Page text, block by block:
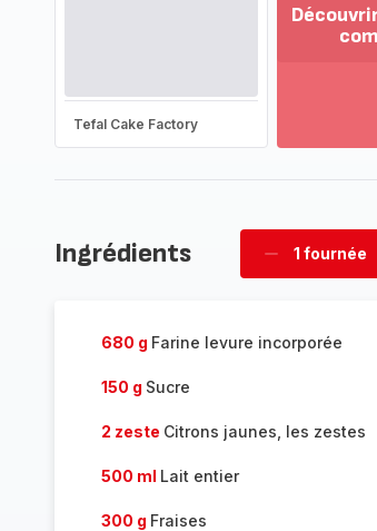
Tefal Cake Factory
la
Ingrédients
Supprimer
1 fournée
680 g Farine levure incorporée
150 g Sucre
2 zeste Citrons jaunes, les zestes
500 ml Lait entier
300 g Fraises